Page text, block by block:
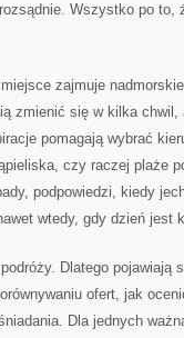
Wszystko po to,
zajmuje
zmienić się w kilka
pomagają wybrać
czy raczej plaże
podpowiedzi, kiedy
wtedy, gdy dzień jest
Dlatego
ofert, jak
Dla jednych